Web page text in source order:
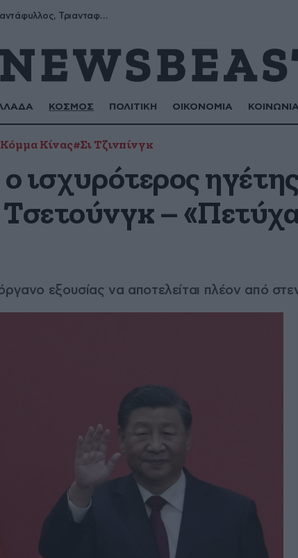
Μύρων, Τριαντάφυλλος, Τριανταφυλλιά, Φυλλιώ, Ρόζα
ΚΟΣΜΟΣ ΠΟΛΙΤΙΚΗ ΟΙΚΟΝΟΜΙΑ ΚΟΙΝΩΝΙΑ
Κίνας#Σι Τζινπίνγκ
ισχυρότερος
–
εξουσίας να αποτελείται πλέον από